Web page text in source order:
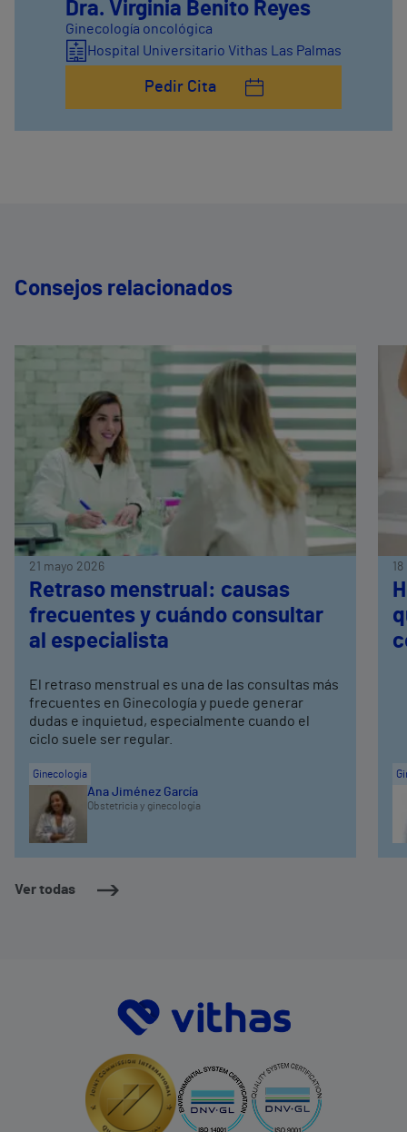
Dra. Virginia Benito Reyes
Ginecología oncológica
Hospital Universitario Vithas Las Palmas
Pedir Cita
Consejos relacionados
Ver todas
21 mayo 2026
Retraso menstrual: causas
frecuentes y cuándo consultar
al especialista
El retraso menstrual es una de las consultas más
frecuentes en Ginecología y puede generar
dudas e inquietud, especialmente cuando el
ciclo suele ser regular.
Ginecología
Ana Jiménez García
Obstetricia y ginecología